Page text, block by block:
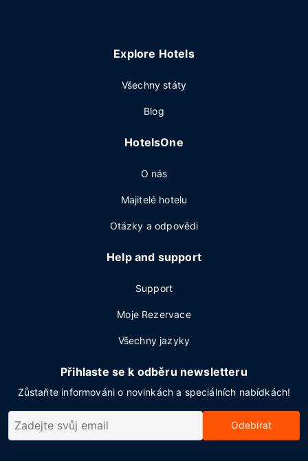
Explore Hotels
Všechny státy
Blog
HotelsOne
O nás
Majitelé hotelu
Otázky a odpovědi
Help and support
Support
Moje Rezervace
Všechny jazyky
Přihlaste se k odběru newsletteru
Zůstaňte informováni o novinkách a speciálních nabídkách!
Odebírat